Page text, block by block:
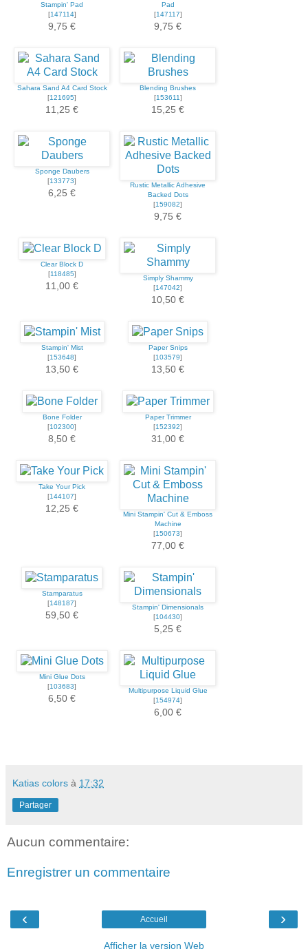
Stampin' Pad
[147114]
9,75 €
Pad
[147117]
9,75 €
Sahara Sand A4 Card Stock
[121695]
11,25 €
Blending Brushes
[153611]
15,25 €
Sponge Daubers
[133773]
6,25 €
Rustic Metallic Adhesive
Backed Dots
[159082]
9,75 €
Clear Block D
[118485]
11,00 €
Simply Shammy
[147042]
10,50 €
Stampin' Mist
[153648]
13,50 €
Paper Snips
[103579]
13,50 €
Bone Folder
[102300]
8,50 €
Paper Trimmer
[152392]
31,00 €
Take Your Pick
[144107]
12,25 €
Mini Stampin' Cut & Emboss
Machine
[150673]
77,00 €
Stamparatus
[148187]
59,50 €
Stampin' Dimensionals
[104430]
5,25 €
Mini Glue Dots
[103683]
6,50 €
Multipurpose Liquid Glue
[154974]
6,00 €
Katias colors à 17:32
Partager
Aucun commentaire:
Enregistrer un commentaire
‹ ›
Accueil
Afficher la version Web